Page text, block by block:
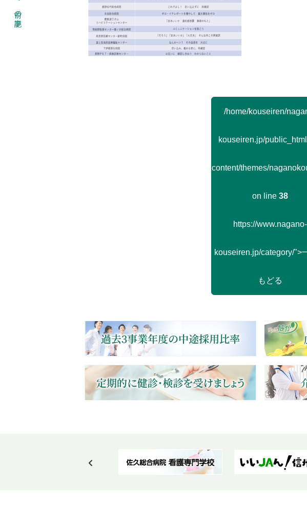
前の記事
/home/kouseiren/
kouseiren.jp/
content/themes/
on line 38
https://www.nagano-
kouseiren.jp/category/">
もどる